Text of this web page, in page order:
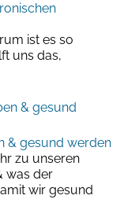
ist es so
uns das,
& gesund werden
zu unseren
was der
wir gesund